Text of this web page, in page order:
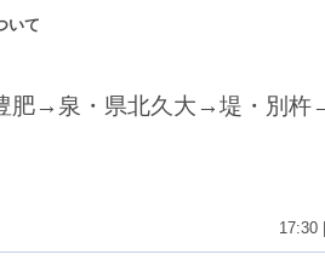
いて
肥→泉・県北久大→堤・別杵
17:30 |